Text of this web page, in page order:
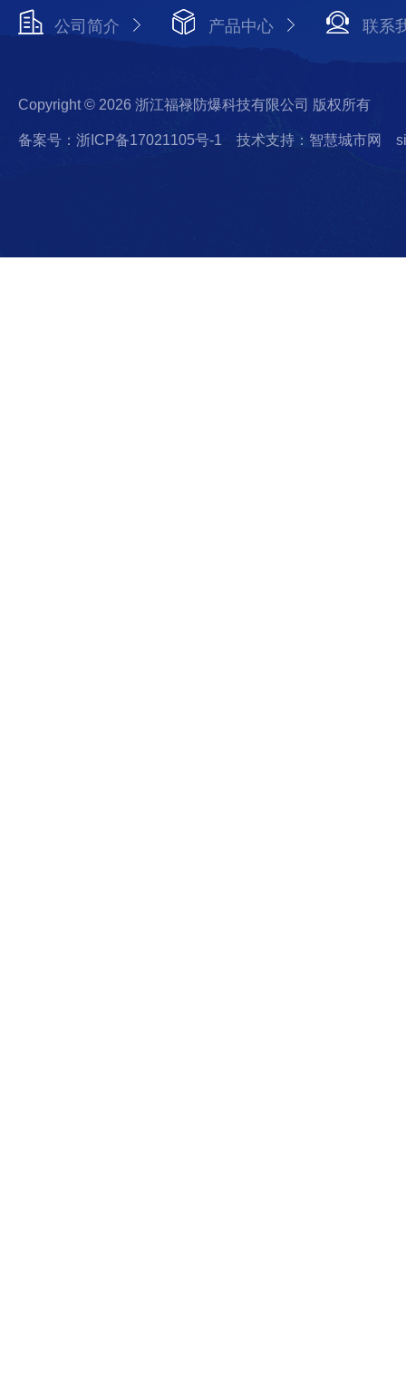
公司简介 产品中心 联系
Copyright © 2026 浙江福禄防爆科技有限公司 版权所有
备案号：浙ICP备17021105号-1 技术支持：智慧城市网